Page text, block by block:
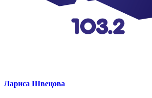
Лариса Швецова